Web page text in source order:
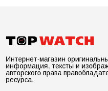
Интернет-магазин оригинальных
информация, тексты и
авторского права
ресурса.